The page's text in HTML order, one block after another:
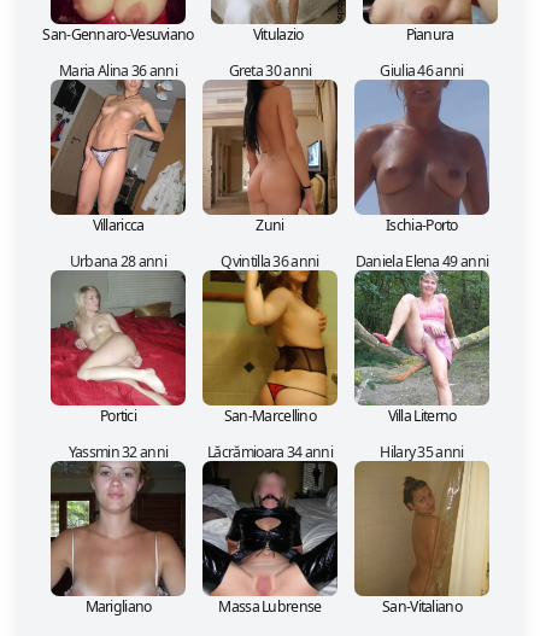
San-Gennaro-Vesuviano Vitulazio
Pianura
Maria Alina 36 anni
Villaricca
Greta 30 anni
Zuni
Giulia 46 anni
Ischia-Porto
Urbana 28 anni
Portici
Qvintilla 36 anni
San-Marcellino
Daniela Elena 49 anni
Villa Literno
Yassmin 32 anni
Marigliano
Lăcrămioara 34 anni
Massa Lubrense
Hilary 35 anni
San-Vitaliano